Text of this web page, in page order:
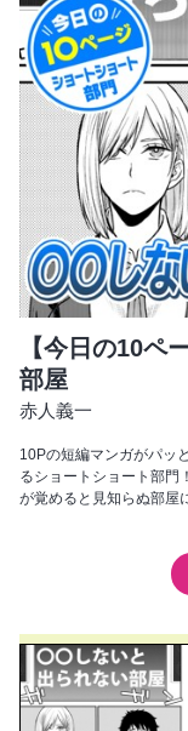
【今日の10ペ
部屋
赤人義一
10Pの短編マンガがパッ
るショートショート部門
が覚めると見知らぬ部